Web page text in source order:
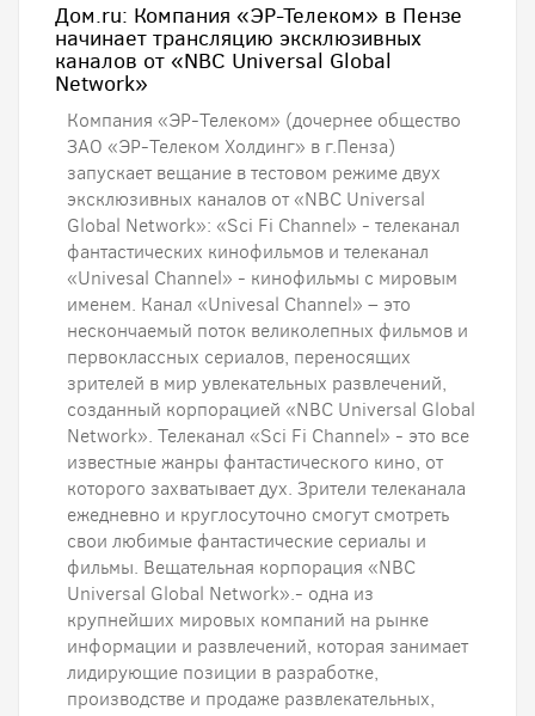
Дом.ru: Компания «ЭР-Телеком» в Пензе
начинает трансляцию эксклюзивных
каналов от «NBC Universal Global
Network»
Компания «ЭР-Телеком» (дочернее общество
ЗАО «ЭР-Телеком Холдинг» в г.Пенза)
запускает вещание в тестовом режиме двух
эксклюзивных каналов от «NBC Universal
Global Network»: «Sci Fi Channel» - телеканал
фантастических кинофильмов и телеканал
«Univesal Channel» - кинофильмы с мировым
именем. Канал «Univesal Channel» – это
нескончаемый поток великолепных фильмов и
первоклассных сериалов, переносящих
зрителей в мир увлекательных развлечений,
созданный корпорацией «NBC Universal Global
Network». Телеканал «Sci Fi Channel» - это все
известные жанры фантастического кино, от
которого захватывает дух. Зрители телеканала
ежедневно и круглосуточно смогут смотреть
свои любимые фантастические сериалы и
фильмы. Вещательная корпорация «NBC
Universal Global Network».- одна из
крупнейших мировых компаний на рынке
информации и развлечений, которая занимает
лидирующие позиции в разработке,
производстве и продаже развлекательных,